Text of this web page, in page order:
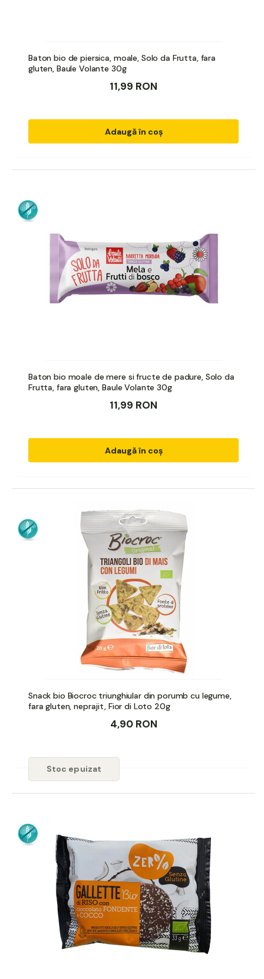
Baton bio de piersica, moale, Solo da Frutta, fara
gluten, Baule Volante 30g
11,99 RON
Adaugă în coș
Baton bio moale de mere si fructe de padure, Solo da
Frutta, fara gluten, Baule Volante 30g
11,99 RON
Adaugă în coș
Snack bio Biocroc triunghiular din porumb cu legume,
fara gluten, neprajit, Fior di Loto 20g
4,90 RON
Stoc epuizat